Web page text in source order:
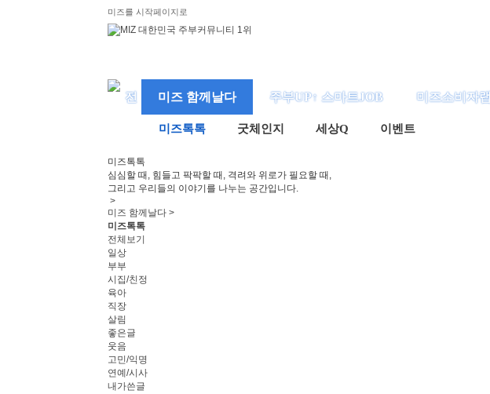
미즈를 시작페이지로
미즈 함께날다 주부UP↑ 스마트JOB 미즈소비자랩
미즈톡톡 굿체인지 세상Q 이벤트
미즈톡톡
심심할 때, 힘들고 팍팍할 때, 격려와 위로가 필요할 때,
그리고 우리들의 이야기를 나누는 공간입니다.
>
미즈 함께날다 >
미즈톡톡
전체보기
일상
부부
시집/친정
육아
직장
살림
좋은글
웃음
고민/익명
연예/시사
내가쓴글